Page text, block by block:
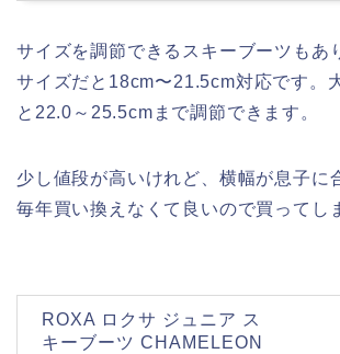
サイズを調節できるスキーブーツもあ
サイズだと18cm〜21.5cm対応です。
と22.0～25.5cmまで調節できます。
少し値段が高いけれど、横幅が息子に
毎年買い換えなくて良いので買ってし
ROXA ロクサ ジュニア ス
キーブーツ CHAMELEON